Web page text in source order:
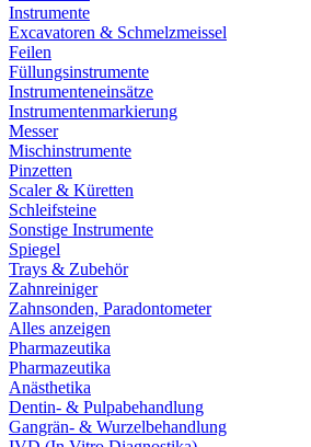
Instrumente
Excavatoren & Schmelzmeissel
Feilen
Füllungsinstrumente
Instrumenteneinsätze
Instrumentenmarkierung
Messer
Mischinstrumente
Pinzetten
Scaler & Küretten
Schleifsteine
Sonstige Instrumente
Spiegel
Trays & Zubehör
Zahnreiniger
Zahnsonden, Paradontometer
Alles anzeigen
Pharmazeutika
Pharmazeutika
Anästhetika
Dentin- & Pulpabehandlung
Gangrän- & Wurzelbehandlung